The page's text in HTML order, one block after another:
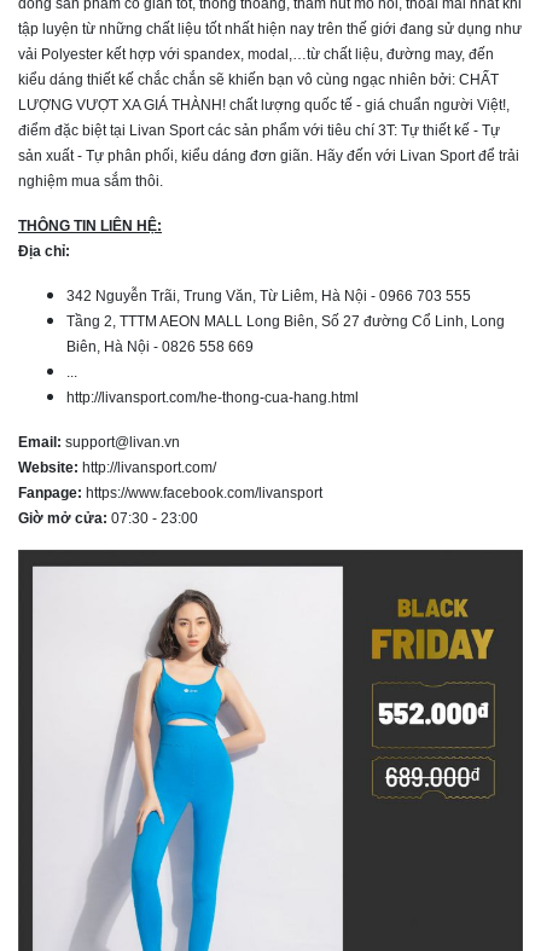
tập luyện từ những chất liệu tốt nhất hiện nay trên thế giới đang sử dụng như
vải Polyester kết hợp với spandex, modal,…từ chất liệu, đường may, đến
kiểu dáng thiết kế chắc chắn sẽ khiến bạn vô cùng ngạc nhiên bởi: CHẤT
LƯỢNG VƯỢT XA GIÁ THÀNH! chất lượng quốc tế - giá chuẩn người Việt!,
điểm đặc biệt tại Livan Sport các sản phẩm với tiêu chí 3T: Tự thiết kế - Tự
sản xuất - Tự phân phối, kiểu dáng đơn giãn. Hãy đến với Livan Sport để trải
nghiệm mua sắm thôi.
THÔNG TIN LIÊN HỆ:
Địa chỉ:
342 Nguyễn Trãi, Trung Văn, Từ Liêm, Hà Nội - 0966 703 555
Tầng 2, TTTM AEON MALL Long Biên, Số 27 đường Cổ Linh, Long
Biên, Hà Nội - 0826 558 669
http://livansport.com/he-thong-cua-hang.html
Email: support@livan.vn
Website: http://livansport.com/
Fanpage: https://www.facebook.com/livansport
Giờ mở cửa: 07:30 - 23:00